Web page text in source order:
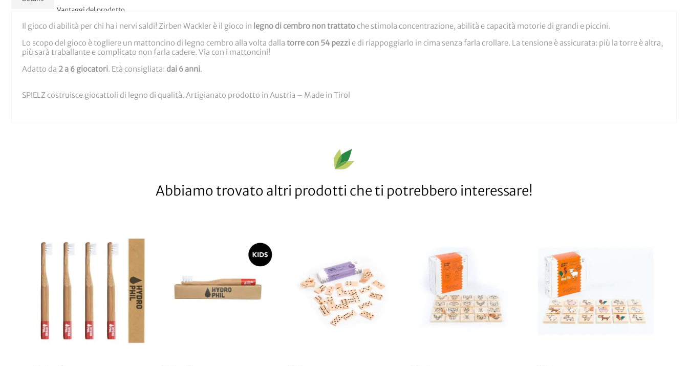
Il gioco di abilità per chi ha i nervi saldi! Zirben Wackler è il gioco in legno di cembro non trattato che stimola concentrazione, abilità e capacità motorie di grandi e piccini.
Lo scopo del gioco è togliere un mattoncino di legno cembro alla volta dalla torre con 54 pezzi e di riappoggiarlo in cima senza farla crollare. La tensione è assicurata: più la torre è altra,
più sarà traballante e complicato non farla cadere. Via con i mattoncini!
Adatto da 2 a 6 giocatori. Età consigliata: dai 6 anni.
SPIELZ costruisce giocattoli di legno di qualità. Artigianato prodotto in Austria – Made in Tirol
Vantaggi del prodotto
Abbiamo trovato altri prodotti che ti potrebbero interessare!